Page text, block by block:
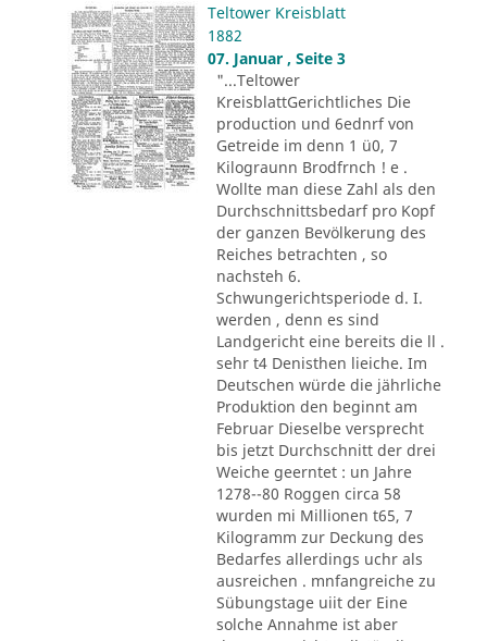
Teltower Kreisblatt
1882
07. Januar , Seite 3
"...Teltower
KreisblattGerichtliches Die
production und 6ednrf von
Getreide im denn 1 ü0, 7
Kilograunn Brodfrnch ! e .
Wollte man diese Zahl als den
Durchschnittsbedarf pro Kopf
der ganzen Bevölkerung des
Reiches betrachten , so
nachsteh 6.
Schwungerichtsperiode d. I.
werden , denn es sind
Landgericht eine bereits die ll .
sehr t4 Denisthen lieiche. Im
Deutschen würde die jährliche
Produktion den beginnt am
Februar Dieselbe versprecht
bis jetzt Durchschnitt der drei
Weiche geerntet : un Jahre
1278--80 Roggen circa 58
wurden mi Millionen t65, 7
Kilogramm zur Deckung des
Bedarfes allerdings uchr als
ausreichen . mnfangreiche zu
Sübungstage uiit der Eine
solche Annahme ist aber